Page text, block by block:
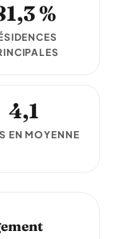
%
4,1
EN MOYENNE